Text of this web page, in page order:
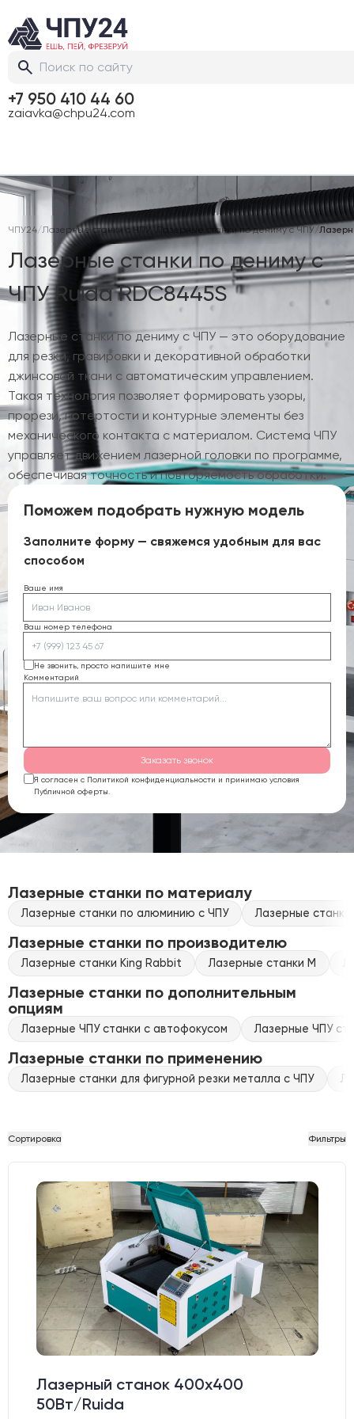
+7 950 410 44 60
zaiavka@chpu24.com
ЧПУ24/Лазерные станки с ЧПУ / Лазерные станки по дениму с ЧПУ/
Лазерные станки по дениму с
ЧПУ Ruida RDC8445S
Лазерные станки по дениму с ЧПУ — это оборудование
для резки, гравировки и декоративной обработки
джинсовой ткани с автоматическим управлением.
Такая технология позволяет формировать узоры,
прорези, потертости и контурные элементы без
механического контакта с материалом. Система ЧПУ
управляет движением лазерной головки по программе,
обеспечивая точность и повторяемость обработки.
Поможем подобрать нужную модель
Заполните форму — свяжемся удобным для вас
способом
Ваше имя
Ваш номер телефона
Не звонить, просто напишите мне
Комментарий
Заказать звонок
Я согласен с Политикой конфиденциальности и принимаю условия
Публичной оферты.
Лазерные станки по материалу
Лазерные станки по алюминию с ЧПУ Лазерные
Лазерные станки по производителю
Лазерные станки King Rabbit Лазерные станки M
Лазерные станки по дополнительным
опциям
Лазерные ЧПУ станки с автофокусом Лазерные ЧПУ
Лазерные станки по применению
Лазерные станки для фигурной резки металла с ЧПУ
Сортировка Фильтры
Лазерный станок 400х400
50Вт/Ruida